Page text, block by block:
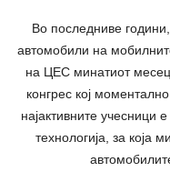
Во последниве
автомобили на
на ЦЕС минатиот
конгрес кој
најактивните учесници
технологија, за која